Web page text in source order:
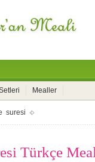
Mealler
suresi
Türkçe